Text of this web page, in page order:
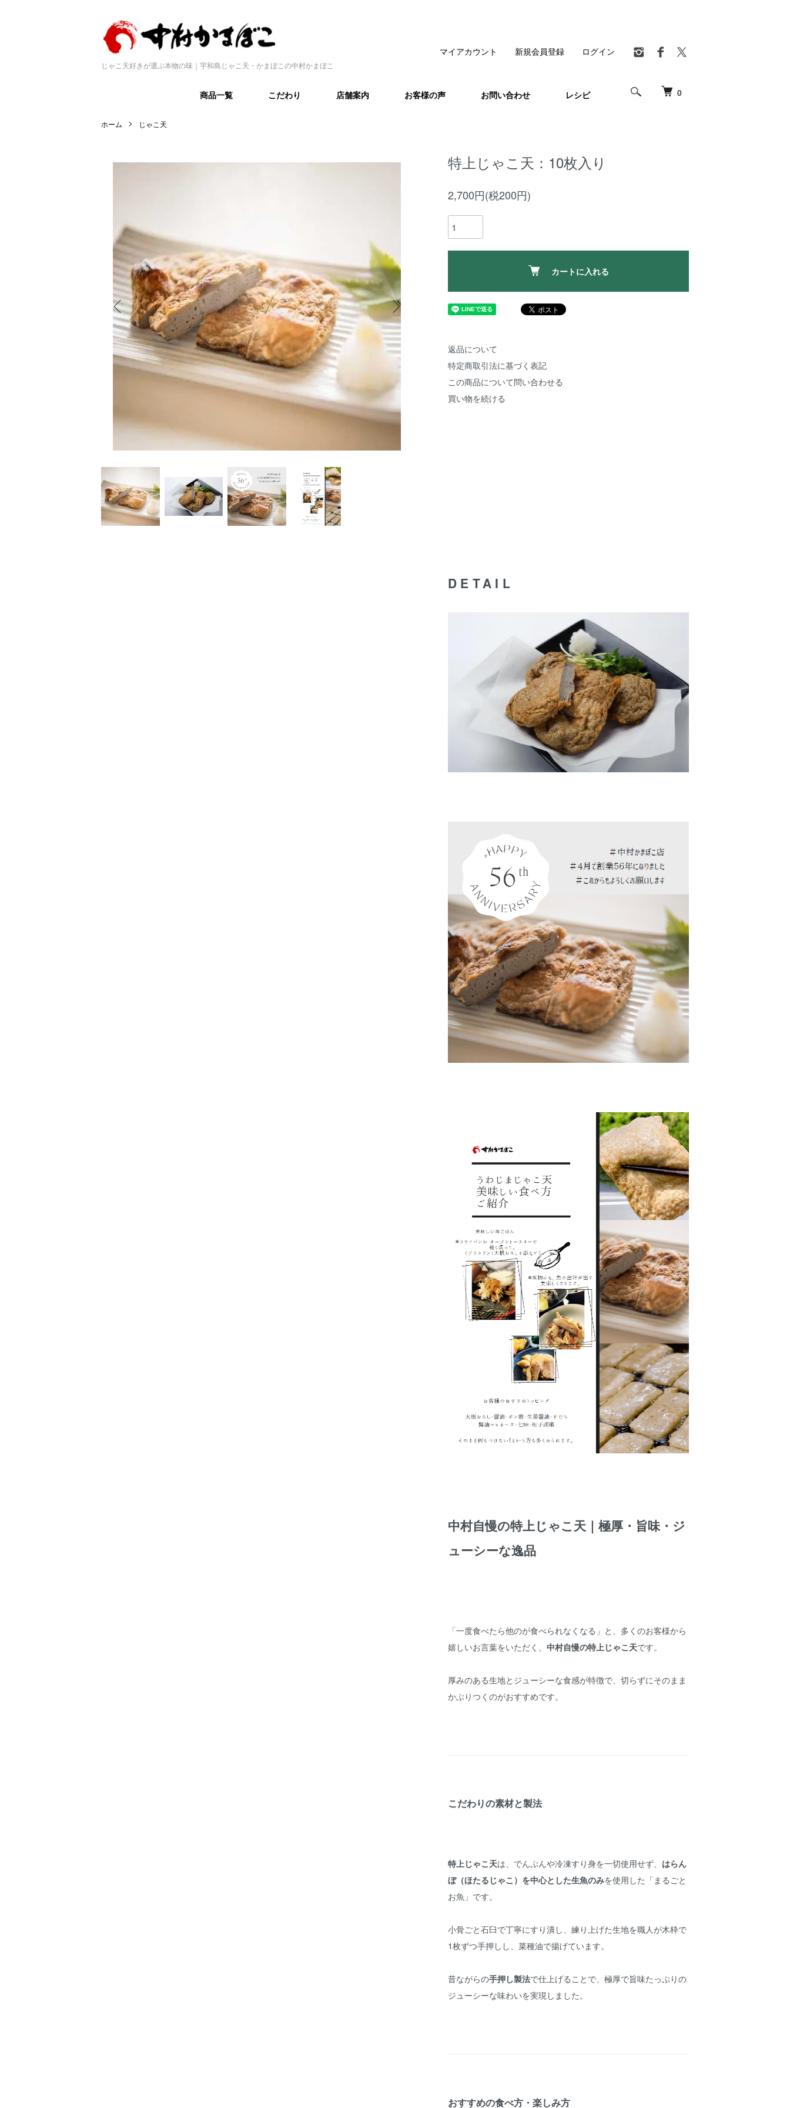
じゃこ天好きが選ぶ本物の味｜宇和島じゃこ天・かまぼこの中村かまぼこ
0
商品一覧 こだわり 店舗案内 お客様の声 お問い合わせ レシピ
マイアカウント 新規会員登録 ログイン
ホーム じゃこ天
特上じゃこ天：10枚入り
2,700円(税200円)
カートに入れる
返品について
特定商取引法に基づく表記
この商品について問い合わせる
買い物を続ける
DETAIL
中村自慢の特上じゃこ天｜極厚・旨味・ジ
ューシーな逸品
「一度食べたら他のが食べられなくなる」と、多くのお客様から
嬉しいお言葉をいただく、 中村自慢の特上じゃこ天です。
厚みのある生地とジューシーな食感が特徴で、切らずにそのまま
かぶりつくのがおすすめです。
こだわりの素材と製法
特上じゃこ天は、でんぷんや冷凍すり身を一切使用せず、 はらん
ぼ（ほたるじゃこ）を中心とした生魚のみを使用した「まるごと
お魚」です。
小骨ごと石臼で丁寧にすり潰し、練り上げた生地を職人が木枠で
1枚ずつ手押しし、菜種油で揚げています。
昔ながらの手押し製法で仕上げることで、極厚で旨味たっぷりの
ジューシーな味わいを実現しました。
おすすめの食べ方・楽しみ方